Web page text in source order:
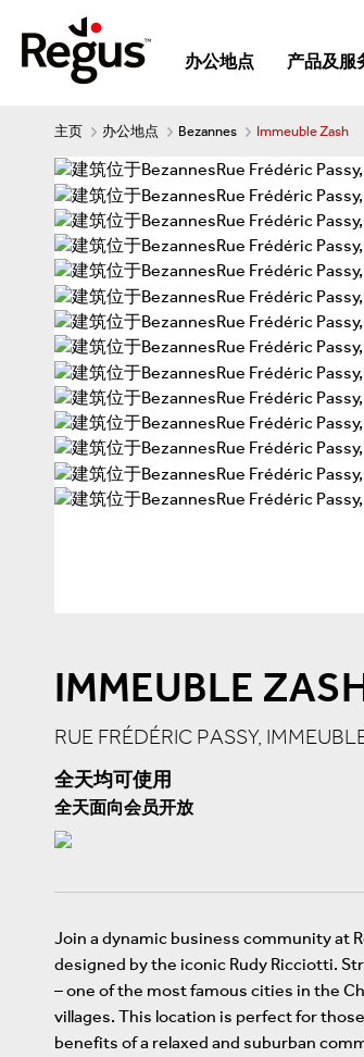
办公地点 产品及服
主页 办公地点 Bezannes Immeuble Zash
IMMEUBLE
RUE FRÉDÉRIC PASSY,
全天均可使用
全天面向会员开放
Join a dynamic business community at
designed by the iconic Rudy Ricciotti.
– one of the most famous cities in the
villages. This location is perfect for
benefits of a relaxed and suburban